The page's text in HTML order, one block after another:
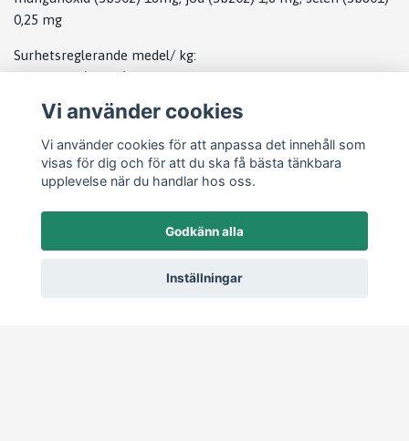
0,25 mg
Surhetsreglerande medel/ kg:
Citronsyra (1a330) 200 mg
Antioxidant, tokoferolrika extrakt från vegetabiliska oljor
Läs mer
Vi använder cookies
Vi använder cookies för att anpassa det innehåll som
visas för dig och för att du ska få bästa tänkbara
upplevelse när du handlar hos oss.
Godkänn alla
Inställningar